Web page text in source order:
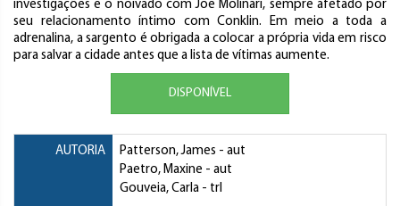
investigações e o noivado com Joe Molinari, sempre afetado por
seu relacionamento íntimo com Conklin. Em meio a toda a
adrenalina, a sargento é obrigada a colocar a própria vida em risco
para salvar a cidade antes que a lista de vítimas aumente.
DISPONÍVEL
AUTORIA Patterson, James - aut
Paetro, Maxine - aut
Gouveia, Carla - trl